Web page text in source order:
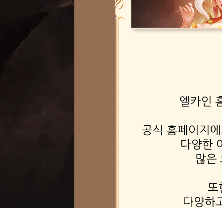
엘카인
공식 홈페이지
다양한
많은
또
다양하